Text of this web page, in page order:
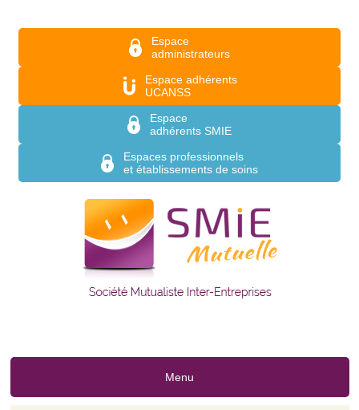
Aller au contenu principal
Espace
administrateurs
Espace adhérents
UCANSS
Espace
adhérents SMIE
Espaces professionnels
et établissements de soins
Menu